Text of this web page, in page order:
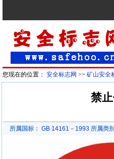
您现在的位置： 安全标志网 >> 矿山安全
禁
所属国标： GB 14161－1993 所属类